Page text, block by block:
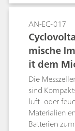
Spannung
genutzten
Durchgang
Application
AN-EC-017
mische
it dem
C Battery
Die
sind
luft- oder
Materialien
Batterien